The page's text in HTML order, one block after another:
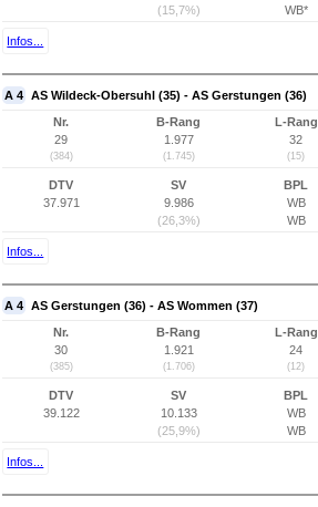
(15,7%)
WB*
Infos...
A 4 AS Wildeck-Obersuhl (35) - AS Gerstungen (36)
Nr.
29
(384)
B-Rang
1.977
(1.745)
L-Rang
32
(15)
DTV
37.971
SV
9.986
(26,3%)
BPL
WB
WB
Infos...
A 4 AS Gerstungen (36) - AS Wommen (37)
Nr.
30
(385)
B-Rang
1.921
(1.706)
L-Rang
24
(12)
DTV
39.122
SV
10.133
(25,9%)
BPL
WB
WB
Infos...